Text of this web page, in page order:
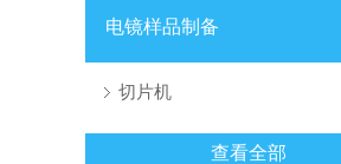
电镜样品制备
切片机
查看全部